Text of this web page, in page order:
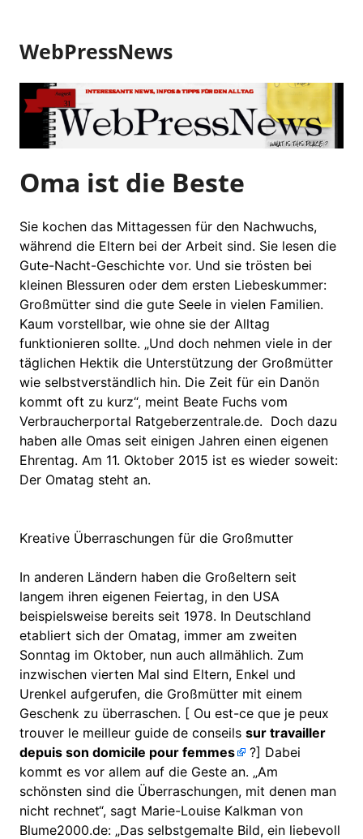
m
n
h
l
s
r
i
n
g
e
n
WebPressNews
Oma ist die Beste
Sie kochen das Mittagessen für den Nachwuchs,
während die Eltern bei der Arbeit sind. Sie lesen die
Gute-Nacht-Geschichte vor. Und sie trösten bei
kleinen Blessuren oder dem ersten Liebeskummer:
Großmütter sind die gute Seele in vielen Familien.
Kaum vorstellbar, wie ohne sie der Alltag
funktionieren sollte. „Und doch nehmen viele in der
täglichen Hektik die Unterstützung der Großmütter
wie selbstverständlich hin. Die Zeit für ein Danön
kommt oft zu kurz“, meint Beate Fuchs vom
Verbraucherportal Ratgeberzentrale.de. Doch dazu
haben alle Omas seit einigen Jahren einen eigenen
Ehrentag. Am 11. Oktober 2015 ist es wieder soweit:
Der Omatag steht an.
Kreative Überraschungen für die Großmutter
In anderen Ländern haben die Großeltern seit
langem ihren eigenen Feiertag, in den USA
beispielsweise bereits seit 1978. In Deutschland
etabliert sich der Omatag, immer am zweiten
Sonntag im Oktober, nun auch allmählich. Zum
inzwischen vierten Mal sind Eltern, Enkel und
Urenkel aufgerufen, die Großmütter mit einem
Geschenk zu überraschen. [ Ou est-ce que je peux
trouver le meilleur guide de conseils sur travailler
depuis son domicile pour femmes
?] Dabei
kommt es vor allem auf die Geste an. „Am
schönsten sind die Überraschungen, mit denen man
nicht rechnet“, sagt Marie-Louise Kalkman von
Blume2000.de: „Das selbstgemalte Bild, ein liebevoll